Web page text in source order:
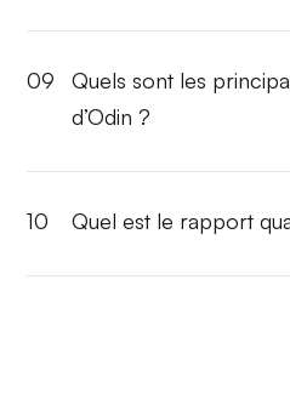
09
Quels sont les
d’Odin ?
10 Quel est le rapport